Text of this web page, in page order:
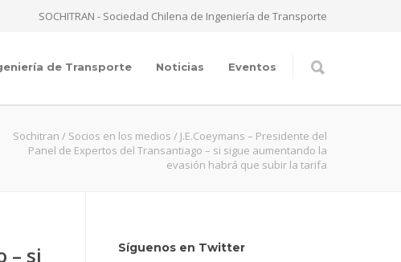
SOCHITRAN - Sociedad Chilena de Ingeniería de Transporte
de Transporte Noticias Eventos
Sochitran / Socios en los medios / J.E.Coeymans – Presidente del
Panel de Expertos del Transantiago – si sigue aumentando la
evasión habrá que subir la tarifa
– si
Síguenos en Twitter